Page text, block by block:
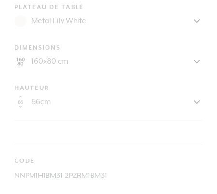
PLATEAU DE TABLE
DIMENSIONS
HAUTEUR
CODE
NNPM1H1BM31-2PZRM1BM31